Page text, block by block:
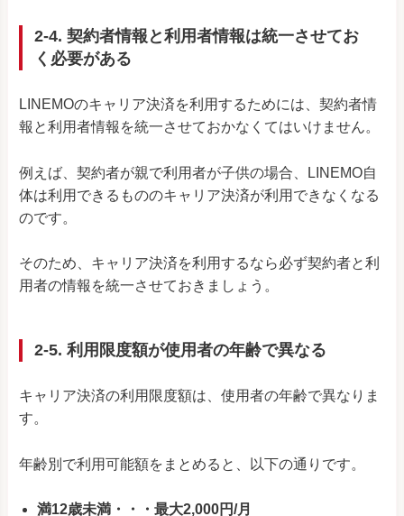
2-4. 契約者情報と利用者情報は統一させてお
く必要がある
LINEMOのキャリア決済を利用するためには、契約者情
報と利用者情報を統一させておかなくてはいけません。
例えば、契約者が親で利用者が子供の場合、LINEMO自
体は利用できるもののキャリア決済が利用できなくなる
のです。
そのため、キャリア決済を利用するなら必ず契約者と利
用者の情報を統一させておきましょう。
2-5. 利用限度額が使用者の年齢で異なる
キャリア決済の利用限度額は、使用者の年齢で異なりま
す。
年齢別で利用可能額をまとめると、以下の通りです。
満12歳未満・・・最大2,000円/月